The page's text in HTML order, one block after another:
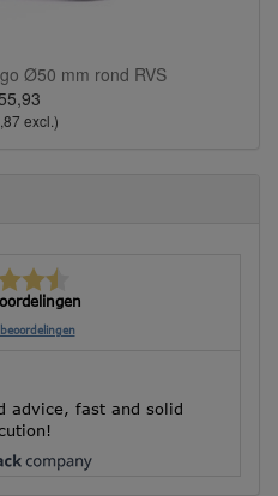
Ø50 mm rond RVS
excl.)
advice, fast and solid